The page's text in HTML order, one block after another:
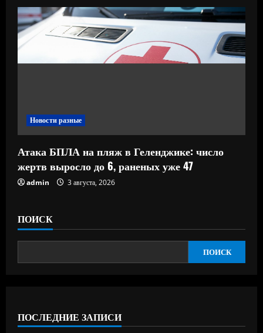
Новости разные
Атака БПЛА на пляж в Геленджике: число
жертв выросло до 6, раненых уже 47
admin 3 августа, 2026
ПОИСК
ПОИСК
ПОСЛЕДНИЕ ЗАПИСИ